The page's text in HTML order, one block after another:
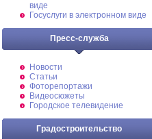
виде
Госуслуги в электронном виде
Пресс-служба
Новости
Статьи
Фоторепортажи
Видеосюжеты
Городское телевидение
Градостроительство